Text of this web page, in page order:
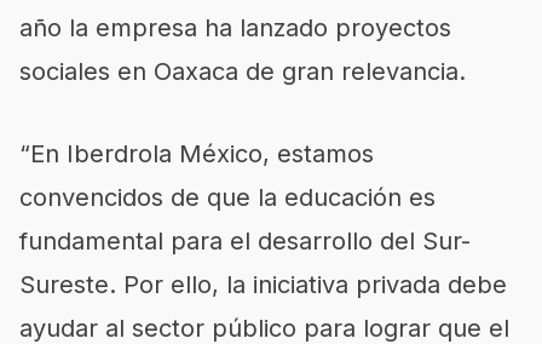
año la empresa ha lanzado proyectos
sociales en Oaxaca de gran relevancia.
“En Iberdrola México, estamos
convencidos de que la educación es
fundamental para el desarrollo del Sur-
Sureste. Por ello, la iniciativa privada debe
ayudar al sector público para lograr que el